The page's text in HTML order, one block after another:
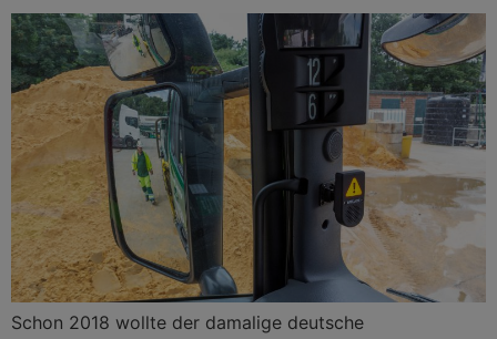
Schon 2018 wollte der damalige deutsche